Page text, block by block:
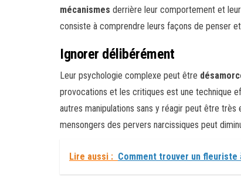
mécanismes derrière leur comportement et
consiste à comprendre leurs façons de penser
Ignorer délibérément
Leur psychologie complexe peut être
provocations et les critiques est une technique
autres manipulations sans y réagir peut être
mensongers des pervers narcissiques peut
Lire aussi : Comment trouver un fleuriste